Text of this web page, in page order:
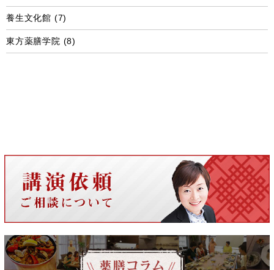
養生文化館 (7)
東方薬膳学院 (8)